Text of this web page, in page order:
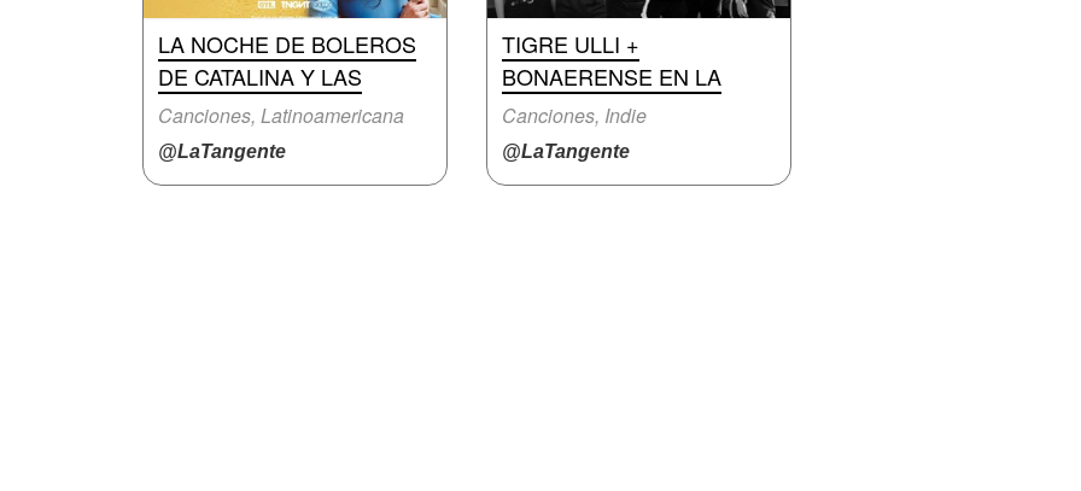
LA NOCHE DE BOLEROS
DE CATALINA Y LAS
Canciones, Latinoamericana
@LaTangente
TIGRE ULLI +
BONAERENSE EN LA
Canciones, Indie
@LaTangente